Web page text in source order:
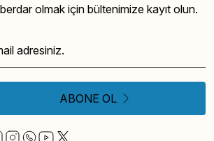
olmak için bültenimize kayıt olun.
ABONE OL